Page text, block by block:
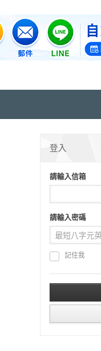
登入
請輸入信箱
請輸入密碼
記住我